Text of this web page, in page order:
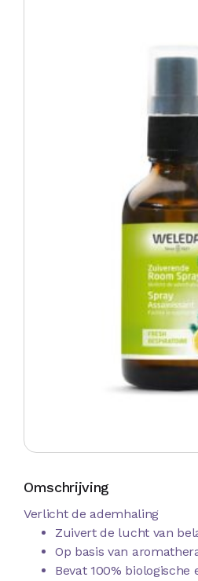
Omschrijving
Verlicht de ademhaling
Zuivert de lucht van
Op basis van
Bevat 100% biologische